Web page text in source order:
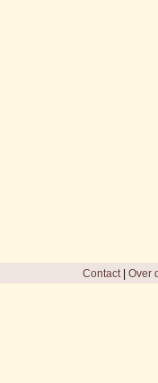
Contact| Over